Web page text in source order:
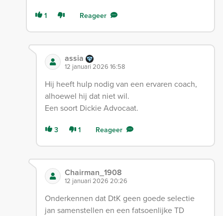
1 Reageer
assia
12 januari 2026 16:58
Hij heeft hulp nodig van een ervaren coach,
alhoewel hij dat niet wil.
Een soort Dickie Advocaat.
3 1 Reageer
Chairman_1908
12 januari 2026 20:26
Onderkennen dat DtK geen goede selectie
jan samenstellen en een fatsoenlijke TD